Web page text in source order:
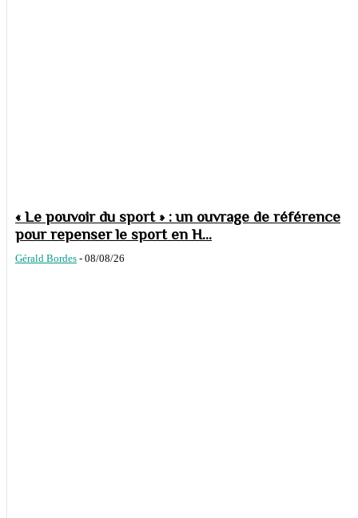
« Le pouvoir du sport » : un ouvrage de référence
pour repenser le sport en H...
Gérald Bordes - 08/08/26